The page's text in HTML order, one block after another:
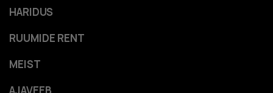
HARIDUS
RUUMIDE RENT
MEIST